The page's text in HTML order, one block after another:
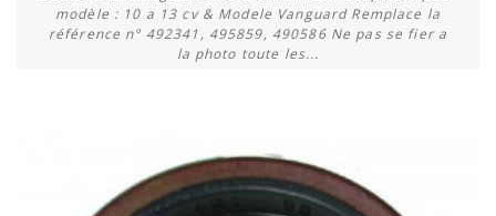
modèle : 10 a 13 cv & Modele Vanguard Remplace la
référence n° 492341, 495859, 490586 Ne pas se fier a
la photo toute les...